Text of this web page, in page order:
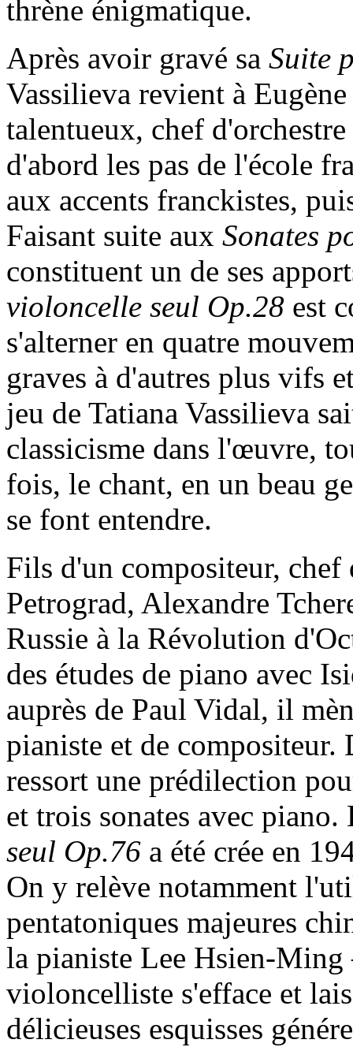
thrène énigmatique.
Après avoir gravé sa Suite
Vassilieva revient à
talentueux, chef
d'abord les pas de l'école
aux accents franckistes,
Faisant suite aux Sonates
constituent un de ses
violoncelle seul Op.28 est
s'alterner en quatre
graves à d'autres plus vifs
jeu de Tatiana Vassilieva
classicisme dans l'œuvre,
fois, le chant, en un beau
se font entendre.
Fils d'un compositeur, chef
Petrograd, Alexandre
Russie à la Révolution
des études de piano avec
auprès de Paul Vidal, il
pianiste et de
ressort une prédilection
et trois sonates avec
seul Op.76 a été crée en
On y relève notamment
pentatoniques majeures
la pianiste Lee Hsien-Ming
violoncelliste s'efface et
délicieuses esquisses